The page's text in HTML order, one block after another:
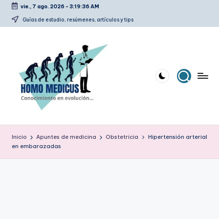
Saltar
vie., 7 ago. 2026 - 3:19:37 AM
Guías de estudio, resúmenes, artículos y tips
o
m
estudio,
Inicio Apuntes de medicina Obstetricia
Hipertensión arterial
en embarazadas